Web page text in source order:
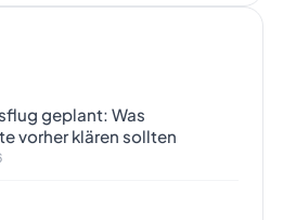
geplant: Was
vorher klären sollten